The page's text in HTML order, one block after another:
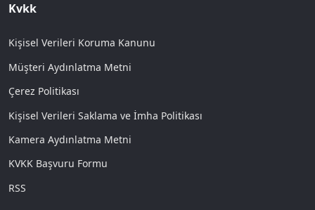
Kvkk
Kişisel Verileri Koruma Kanunu
Müşteri Aydınlatma Metni
Çerez Politikası
Kişisel Verileri Saklama ve İmha Politikası
Kamera Aydınlatma Metni
KVKK Başvuru Formu
RSS